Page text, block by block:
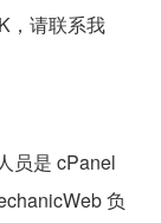
，请联系我
员是 cPanel
负